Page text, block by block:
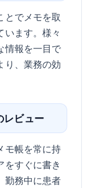
とでメモを取
います。様々
情報を一目で
り、業務の効
レビュー
モ帳を常に持
をすぐに書き
勤務中に患者